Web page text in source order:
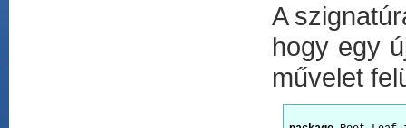
A
hogy egy
művelet